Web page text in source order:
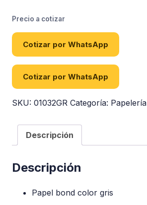
Precio a cotizar
Cotizar por WhatsApp
Cotizar por WhatsApp
SKU: 01032GR Categoría: Papelería
Descripción
Descripción
Papel bond color gris